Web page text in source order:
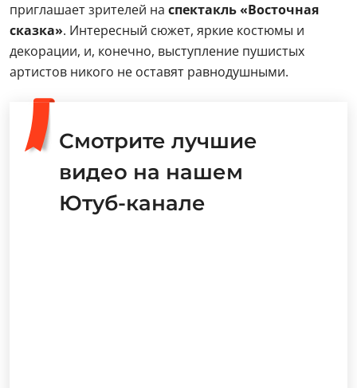
приглашает зрителей на спектакль «Восточная
сказка». Интересный сюжет, яркие костюмы и
декорации, и, конечно, выступление пушистых
артистов никого не оставят равнодушными.
Смотрите лучшие
видео на нашем
Ютуб-канале